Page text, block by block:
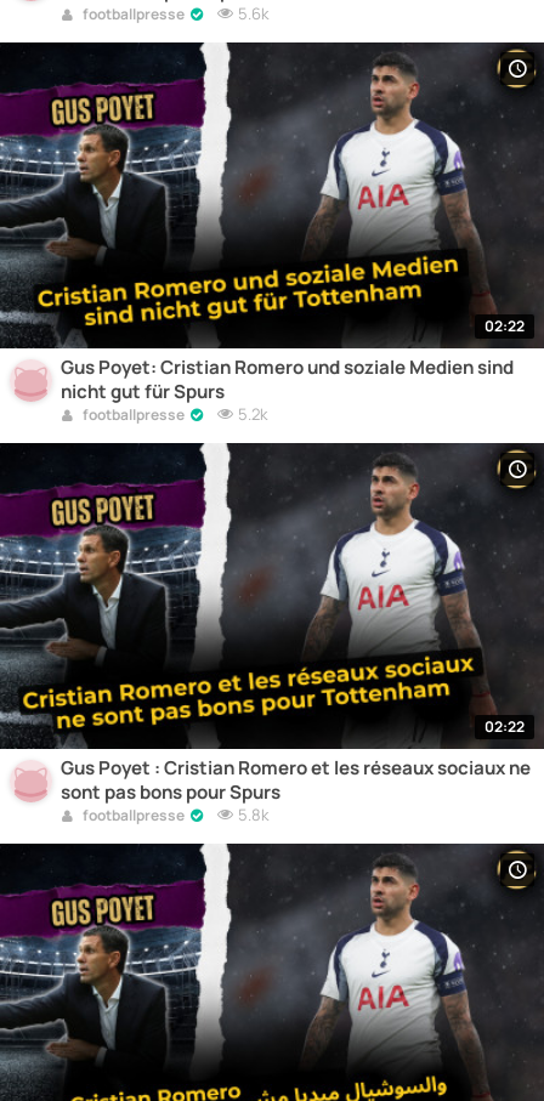
footballpresse 5.6k
02:22
Gus Poyet: Cristian Romero und soziale Medien sind
nicht gut für Spurs
footballpresse 5.2k
02:22
Gus Poyet : Cristian Romero et les réseaux sociaux ne
sont pas bons pour Spurs
footballpresse 5.8k